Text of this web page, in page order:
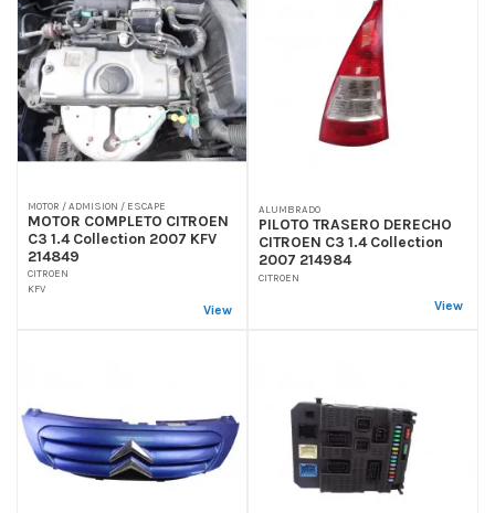
MOTOR / ADMISION / ESCAPE
MOTOR COMPLETO CITROEN
C3 1.4 Collection 2007 KFV
214849
CITROEN
KFV
View
ALUMBRADO
PILOTO TRASERO DERECHO
CITROEN C3 1.4 Collection
2007 214984
CITROEN
View